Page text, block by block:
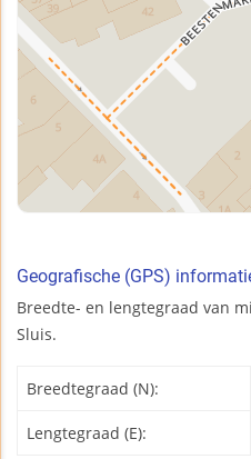
Geografische (GPS)
Breedte- en lengtegraad van
Sluis.
Breedtegraad (N):
Lengtegraad (E):